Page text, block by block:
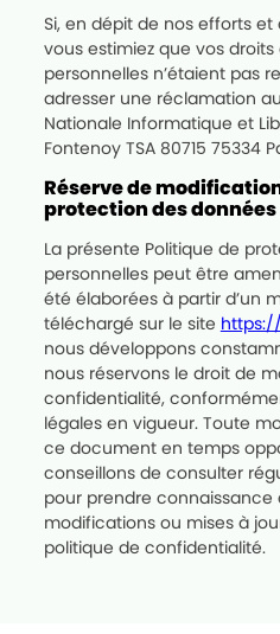
Si, en dépit de nos efforts
vous estimiez que vos
personnelles n’étaient pas
adresser une réclamation
Nationale Informatique et
Fontenoy TSA 80715 75334
Réserve de
protection des données
La présente Politique de
personnelles peut être
été élaborées à partir d’un
téléchargé sur le site
nous développons
nous réservons le droit de
confidentialité,
légales en vigueur. Toute
ce document en temps
conseillons de consulter
pour prendre connaissance
modifications ou mises à
politique de confidentialité.